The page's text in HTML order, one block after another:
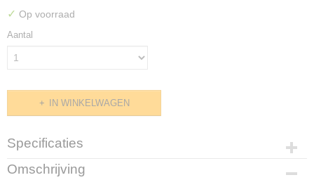
✓ Op voorraad
Aantal
IN WINKELWAGEN
Specificaties
Productcode
Omschrijving